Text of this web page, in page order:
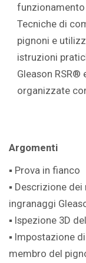
funzionamento
Tecniche di
pignoni e
istruzioni
Gleason
organizzate
Argomenti
▪ Prova in fianco
▪ Descrizione
ingranaggi
▪ Ispezione 3D
▪ Impostazione
membro del